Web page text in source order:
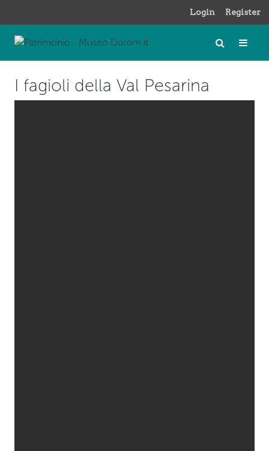
Login Register
I fagioli della Val Pesarina